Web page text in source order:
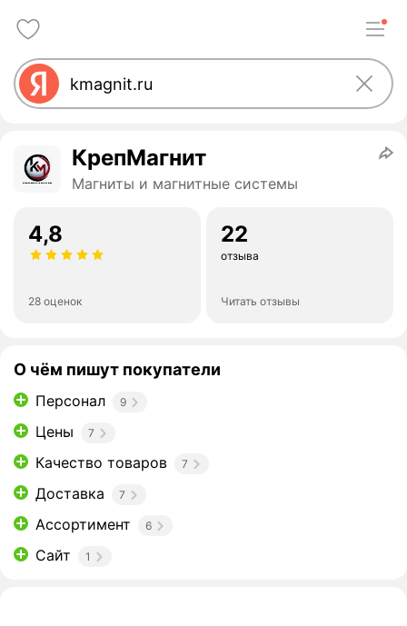
КрепМагнит
Магниты и магнитные системы
4,8
28 оценок
22
отзыва
Читать отзывы
О чём пишут покупатели
Персонал 9
Цены 7
Качество товаров 7
Доставка 7
Ассортимент 6
Сайт 1